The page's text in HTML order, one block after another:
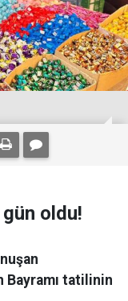
oldu!
Bayramı tatilinin